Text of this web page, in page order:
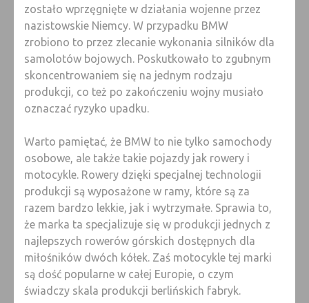
zostało wprzęgnięte w działania wojenne przez
nazistowskie Niemcy. W przypadku BMW
zrobiono to przez zlecanie wykonania silników dla
samolotów bojowych. Poskutkowało to zgubnym
skoncentrowaniem się na jednym rodzaju
produkcji, co też po zakończeniu wojny musiało
oznaczać ryzyko upadku.
Warto pamiętać, że BMW to nie tylko samochody
osobowe, ale także takie pojazdy jak rowery i
motocykle. Rowery dzięki specjalnej technologii
produkcji są wyposażone w ramy, które są za
razem bardzo lekkie, jak i wytrzymałe. Sprawia to,
że marka ta specjalizuje się w produkcji jednych z
najlepszych rowerów górskich dostępnych dla
miłośników dwóch kółek. Zaś motocykle tej marki
są dość popularne w całej Europie, o czym
świadczy skala produkcji berlińskich fabryk.